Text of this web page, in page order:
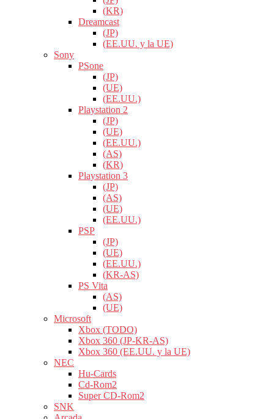
(KR)
Dreamcast
(JP)
(EE.UU. y la UE)
Sony
PSone
(JP)
(UE)
(EE.UU.)
Playstation 2
(JP)
(UE)
(EE.UU.)
(AS)
(KR)
Playstation 3
(JP)
(AS)
(UE)
(EE.UU.)
PSP
(JP)
(UE)
(EE.UU.)
(KR-AS)
PS Vita
(AS)
(UE)
Microsoft
Xbox (TODO)
Xbox 360 (JP-KR-AS)
Xbox 360 (EE.UU. y la UE)
NEC
Hu-Cards
Cd-Rom2
Super CD-Rom2
SNK